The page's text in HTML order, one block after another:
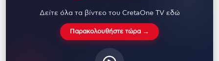
Δείτε όλα τα βίντεο του CretaOne TV εδώ
Παρακολουθήστε τώρα →